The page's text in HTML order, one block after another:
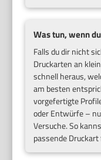
Was tun, wenn
Falls du dir nicht
Druckarten an
schnell heraus,
am besten
vorgefertigte
oder Entwürfe –
Versuche. So
passende